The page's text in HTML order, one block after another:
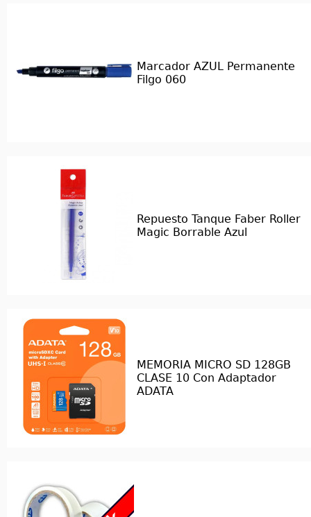
Marcador AZUL Permanente
Filgo 060
Repuesto Tanque Faber Roller
Magic Borrable Azul
MEMORIA MICRO SD 128GB
CLASE 10 Con Adaptador
ADATA